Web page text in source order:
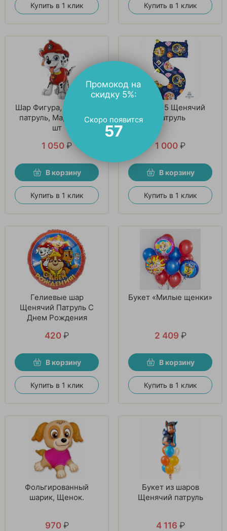
Купить в 1 клик Купить в 1 клик
Шар Фигура, Щенячий
патруль, Маршалл, 1
шт
1 050 ₽
В корзину
Купить в 1 клик
ЦИФРА 5 Щенячий
Патруль
1 000 ₽
В корзину
Купить в 1 клик
Гелиевые шар
Щенячий Патруль С
Днем Рождения
420 ₽
В корзину
Купить в 1 клик
Букет «Милые щенки»
2 409 ₽
В корзину
Купить в 1 клик
Фольгированный
шарик, Щенок.
970 ₽
Букет из шаров
Щенячий патруль
4 116 ₽
Промокод на
скидку 5%:
Скоро появится
56